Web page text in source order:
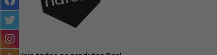
MASCULINO
MÉTODO